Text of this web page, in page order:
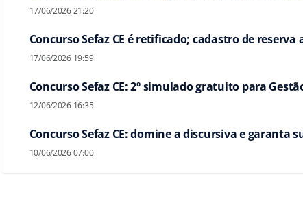
17/06/2026 21:20
Concurso Sefaz CE é retificado; cadastro de reserva
17/06/2026 19:59
Concurso Sefaz CE: 2º simulado gratuito para
12/06/2026 16:35
Concurso Sefaz CE: domine a discursiva e garanta
10/06/2026 07:00